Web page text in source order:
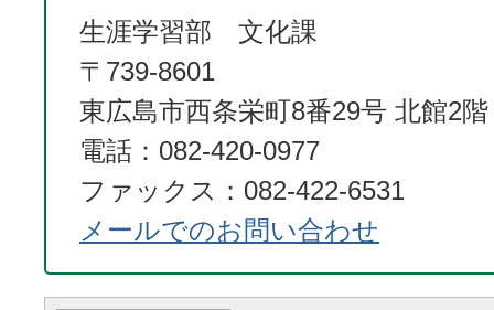
生涯学習部 文化課
〒739-8601
東広島市西条栄町8番29号 北館2階
電話：082-420-0977
ファックス：082-422-6531
メールでのお問い合わせ